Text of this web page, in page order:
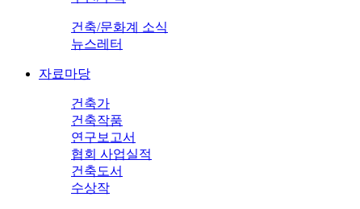
건축/문화계 소식
뉴스레터
자료마당
건축가
건축작품
연구보고서
협회 사업실적
건축도서
수상작